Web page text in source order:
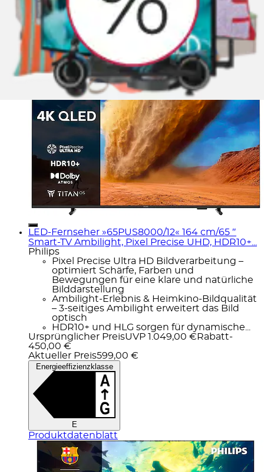
Energieeffizienzklasse
E
Produktdatenblatt
LED-Fernseher »65PUS8000/12« 164 cm/65 ″
Smart-TV Ambilight, Pixel Precise UHD, HDR10+...
Philips
Pixel Precise Ultra HD Bildverarbeitung –
optimiert Schärfe, Farben und
Bewegungen für eine klare und natürliche
Bilddarstellung
Ambilight-Erlebnis & Heimkino-Bildqualität
– 3-seitiges Ambilight erweitert das Bild
optisch
HDR10+ und HLG sorgen für dynamische...
Ursprünglicher PreisUVP 1.049,00 € Rabatt-
450,00 €
Aktueller Preis599,00 €
Energieeffizienzklasse
E
Produktdatenblatt